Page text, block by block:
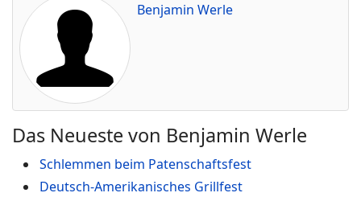
Benjamin Werle
Das Neueste von Benjamin Werle
Schlemmen beim Patenschaftsfest
Deutsch-Amerikanisches Grillfest